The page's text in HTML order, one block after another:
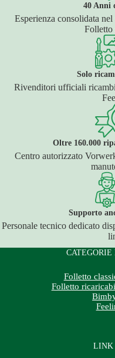
40 Anni
Esperienza consolidata
Solo
Rivenditori ufficiali
Oltre 160.000
Centro autorizzato
Supporto
Personale tecnico dedicato
Folletto
Folletto
LINK